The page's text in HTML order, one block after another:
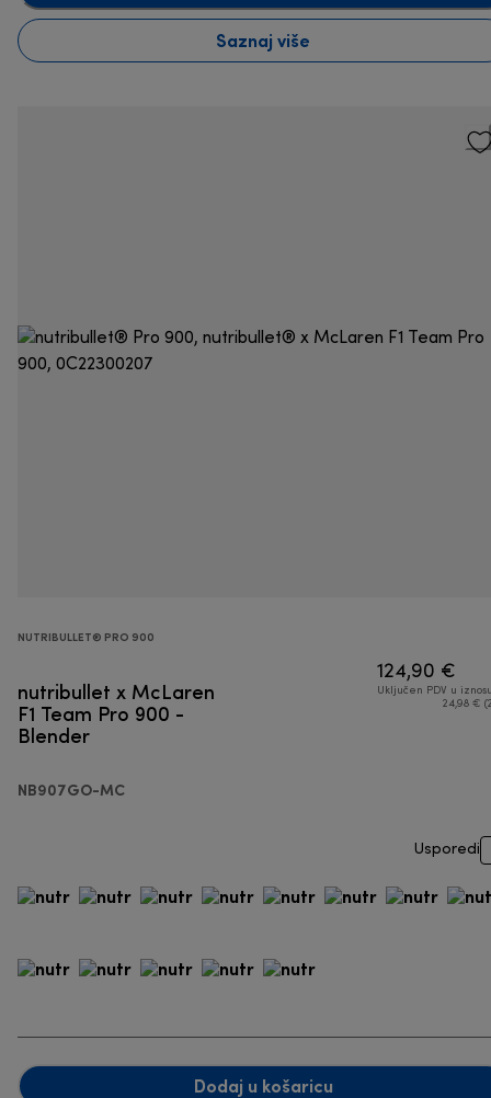
Saznaj više
NUTRIBULLET® PRO 900
nutribullet x McLaren
F1 Team Pro 900 -
Blender
NB907GO-MC
124,90 €
Uključen PDV u
24,98 €
Usporedi
Dodaj u košaricu